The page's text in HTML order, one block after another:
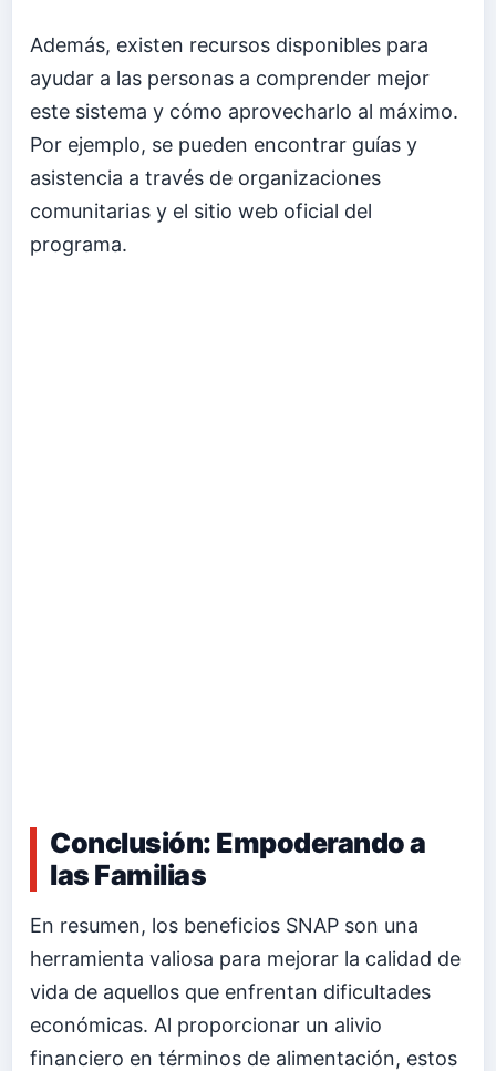
Además, existen recursos disponibles para
ayudar a las personas a comprender mejor
este sistema y cómo aprovecharlo al máximo.
Por ejemplo, se pueden encontrar guías y
asistencia a través de organizaciones
comunitarias y el sitio web oficial del
programa.
Conclusión: Empoderando a
las Familias
En resumen, los beneficios SNAP son una
herramienta valiosa para mejorar la calidad de
vida de aquellos que enfrentan dificultades
económicas. Al proporcionar un alivio
financiero en términos de alimentación, estos